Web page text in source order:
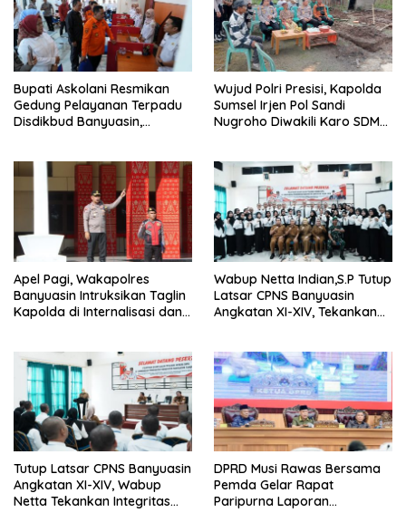
Bupati Askolani Resmikan
Gedung Pelayanan Terpadu
Disdikbud Banyuasin,
Wujud Polri Presisi, Kapolda
Sumsel Irjen Pol Sandi
Nugroho Diwakili Karo SDM
Huni
Apel Pagi, Wakapolres
Banyuasin Intruksikan Taglin
Kapolda di Internalisasi dan
Wabup Netta Indian,S.P Tutup
Latsar CPNS Banyuasin
Angkatan XI-XIV, Tekankan
Prima
Tutup Latsar CPNS Banyuasin
Angkatan XI-XIV, Wabup
Netta Tekankan Integritas
DPRD Musi Rawas Bersama
Pemda Gelar Rapat
Paripurna Laporan